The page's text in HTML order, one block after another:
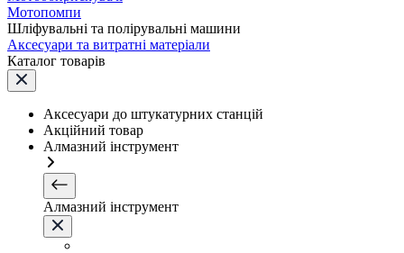
Мотопомпи
Шліфувальні та полірувальні машини
Аксесуари та витратні матеріали
Каталог товарів
Аксесуари до штукатурних станцій
Акційний товар
Алмазний інструмент
Алмазний інструмент